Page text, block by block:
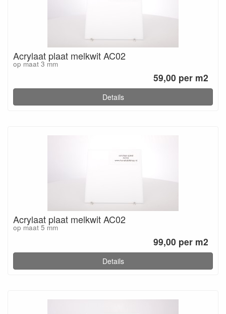
Acrylaat plaat melkwit AC02
op maat 3 mm
59,00 per m2
Details
Acrylaat plaat melkwit AC02
op maat 5 mm
99,00 per m2
Details